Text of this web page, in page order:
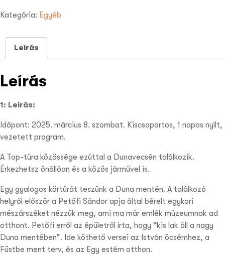
Kategória: Egyéb
Leírás
Leírás
1: Leírás:
Időpont: 2025. március 8. szombat. Kiscsoportos, 1 napos nyílt,
vezetett program.
A Top-túra közössége ezúttal a Dunavecsén találkozik.
Érkezhetsz önállóan és a közös járművel is.
Egy gyalogos körtúrát teszünk a Duna mentén. A találkozó
helyről először a Petőfi Sándor apja által bérelt egykori
mészárszéket nézzük meg, ami ma már emlék múzeumnak ad
otthont. Petőfi erről az épületről írta, hogy “kis lak áll a nagy
Duna mentében”. Ide köthető versei az István öcsémhez, a
Füstbe ment terv, és az Egy estém otthon.